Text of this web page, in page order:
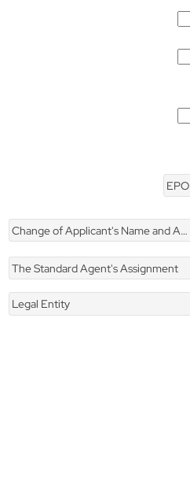
EPO
Change of Applicant's Name and Address
The Standard Agent's Assignment
Legal Entity